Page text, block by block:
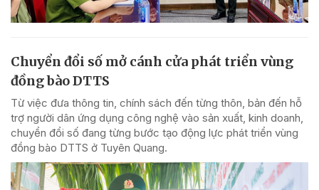
Chuyển đổi số mở cánh cửa phát triển vùng
đồng bào DTTS
Từ việc đưa thông tin, chính sách đến từng thôn, bản đến hỗ
trợ người dân ứng dụng công nghệ vào sản xuất, kinh doanh,
chuyển đổi số đang từng bước tạo động lực phát triển vùng
đồng bào DTTS ở Tuyên Quang.